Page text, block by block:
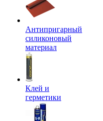
Антипригарный
силиконовый
материал
Клей и
герметики